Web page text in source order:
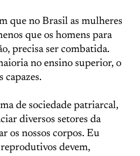
que no Brasil as mulheres
que os homens para
precisa ser combatida.
no ensino superior, o
capazes.
de sociedade patriarcal,
diversos setores da
os nossos corpos. Eu
devem,